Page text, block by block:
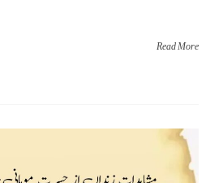
Read More